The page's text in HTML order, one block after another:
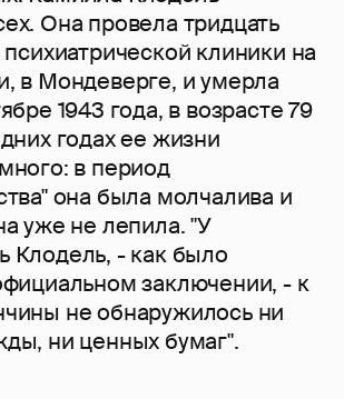
Она провела тридцать
психиатрической клиники на
в Мондеверге, и умерла
1943 года, в возрасте 79
годах ее жизни
в период
она была молчалива и
уже не лепила. "У
Клодель, - как было
заключении, - к
не обнаружилось ни
ни ценных бумаг".